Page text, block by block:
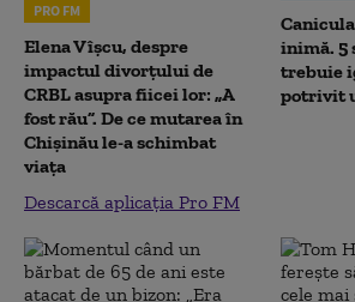
PRO FM
Elena Vîșcu, despre
impactul divorțului de
CRBL asupra fiicei lor: „A
fost rău”. De ce mutarea în
Chișinău le-a schimbat
viața
Descarcă aplicația Pro FM
inimă. 5
trebuie
potrivit